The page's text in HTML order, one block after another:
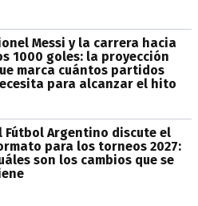
Messi y la carrera hacia
1000 goles: la proyección
marca cuántos partidos
para alcanzar el hito
Fútbol Argentino discute el
para los torneos 2027:
son los cambios que se